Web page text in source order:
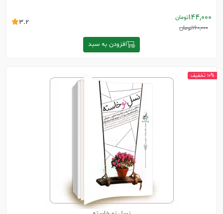
144,000تومان
160,000تومان
3.2
افزودن به سبد
10% تخفیف